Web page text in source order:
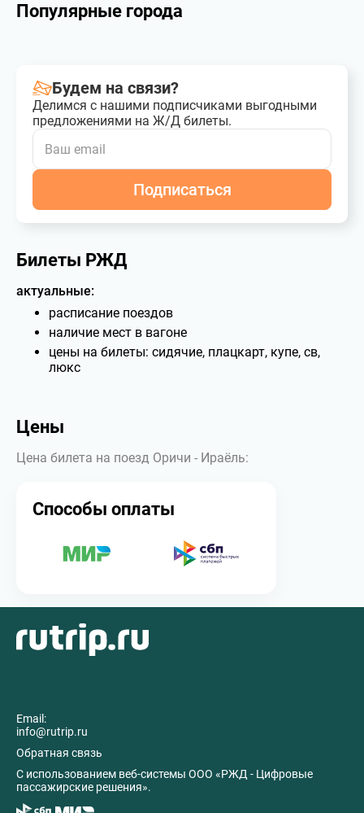
Популярные города
Будем на связи?
Делимся с нашими подписчиками выгодными
предложениями на Ж/Д билеты.
Подписаться
Билеты РЖД
актуальные:
расписание поездов
наличие мест в вагоне
цены на билеты: сидячие, плацкарт, купе, св,
люкс
Цены
Цена билета на поезд Оричи - Ираёль:
Способы оплаты
Email:
info@rutrip.ru
Обратная связь
C использованием веб-системы ООО «РЖД - Цифровые
пассажирские решения».